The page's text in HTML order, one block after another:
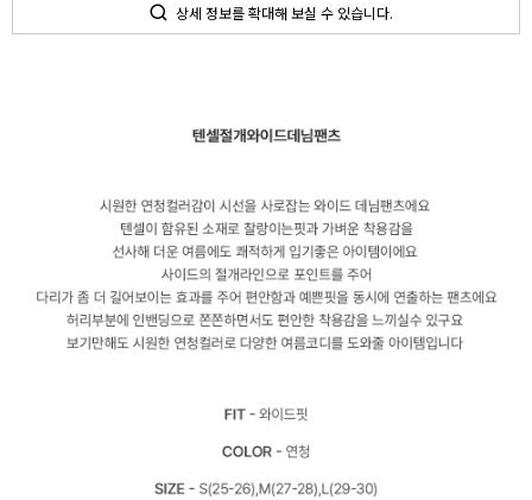
상세 정보를 확대해 보실 수 있습니다.